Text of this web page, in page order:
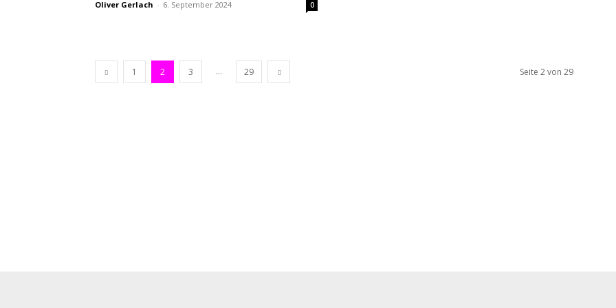
Oliver Gerlach - 6. September 2024 0
1 2 3 ... 29 Seite 2 von 29